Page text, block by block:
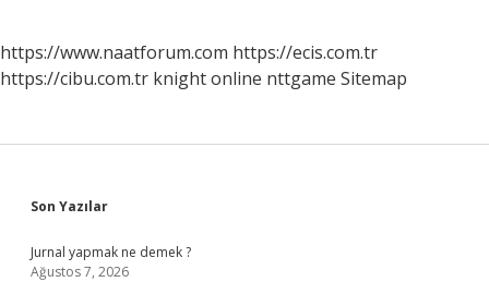
https://www.naatforum.com https://ecis.com.tr
https://cibu.com.tr knight online nttgame Sitemap
Sidebar
Son Yazılar
Jurnal yapmak ne demek ?
Ağustos 7, 2026